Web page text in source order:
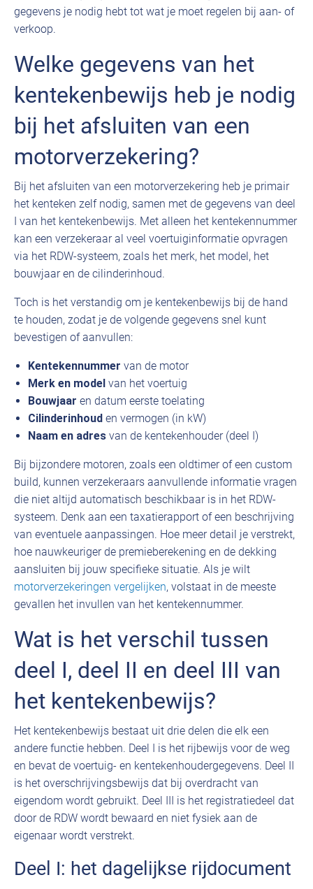
gegevens je nodig hebt tot wat je moet regelen bij aan- of
verkoop.
Welke gegevens van het
kentekenbewijs heb je nodig
bij het afsluiten van een
motorverzekering?
Bij het afsluiten van een motorverzekering heb je primair
het kenteken zelf nodig, samen met de gegevens van deel
I van het kentekenbewijs. Met alleen het kentekennummer
kan een verzekeraar al veel voertuiginformatie opvragen
via het RDW-systeem, zoals het merk, het model, het
bouwjaar en de cilinderinhoud.
Toch is het verstandig om je kentekenbewijs bij de hand
te houden, zodat je de volgende gegevens snel kunt
bevestigen of aanvullen:
Kentekennummer van de motor
Merk en model van het voertuig
Bouwjaar en datum eerste toelating
Cilinderinhoud en vermogen (in kW)
Naam en adres van de kentekenhouder (deel I)
Bij bijzondere motoren, zoals een oldtimer of een custom
build, kunnen verzekeraars aanvullende informatie vragen
die niet altijd automatisch beschikbaar is in het RDW-
systeem. Denk aan een taxatierapport of een beschrijving
van eventuele aanpassingen. Hoe meer detail je verstrekt,
hoe nauwkeuriger de premieberekening en de dekking
aansluiten bij jouw specifieke situatie. Als je wilt
motorverzekeringen vergelijken, volstaat in de meeste
gevallen het invullen van het kentekennummer.
Wat is het verschil tussen
deel I, deel II en deel III van
het kentekenbewijs?
Het kentekenbewijs bestaat uit drie delen die elk een
andere functie hebben. Deel I is het rijbewijs voor de weg
en bevat de voertuig- en kentekenhoudergegevens. Deel II
is het overschrijvingsbewijs dat bij overdracht van
eigendom wordt gebruikt. Deel III is het registratiedeel dat
door de RDW wordt bewaard en niet fysiek aan de
eigenaar wordt verstrekt.
Deel I: het dagelijkse rijdocument